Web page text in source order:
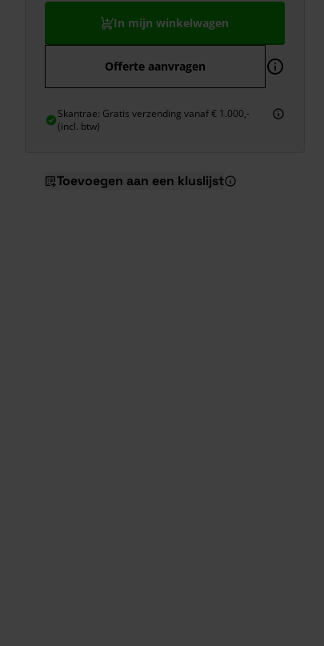
In mijn winkelwagen
Offerte aanvragen
Skantrae: Gratis verzending vanaf € 1.000,-
(incl. btw)
Toevoegen aan een kluslijst